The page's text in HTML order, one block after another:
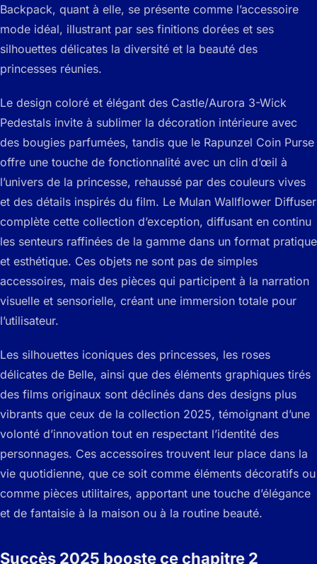
Backpack, quant à elle, se présente comme l’accessoire
mode idéal, illustrant par ses finitions dorées et ses
silhouettes délicates la diversité et la beauté des
princesses réunies.
Le design coloré et élégant des Castle/Aurora 3-Wick
Pedestals invite à sublimer la décoration intérieure avec
des bougies parfumées, tandis que le Rapunzel Coin Purse
offre une touche de fonctionnalité avec un clin d’œil à
l’univers de la princesse, rehaussé par des couleurs vives
et des détails inspirés du film. Le Mulan Wallflower Diffuser
complète cette collection d’exception, diffusant en continu
les senteurs raffinées de la gamme dans un format pratique
et esthétique. Ces objets ne sont pas de simples
accessoires, mais des pièces qui participent à la narration
visuelle et sensorielle, créant une immersion totale pour
l’utilisateur.
Les silhouettes iconiques des princesses, les roses
délicates de Belle, ainsi que des éléments graphiques tirés
des films originaux sont déclinés dans des designs plus
vibrants que ceux de la collection 2025, témoignant d’une
volonté d’innovation tout en respectant l’identité des
personnages. Ces accessoires trouvent leur place dans la
vie quotidienne, que ce soit comme éléments décoratifs ou
comme pièces utilitaires, apportant une touche d’élégance
et de fantaisie à la maison ou à la routine beauté.
Succès 2025 booste ce chapitre 2